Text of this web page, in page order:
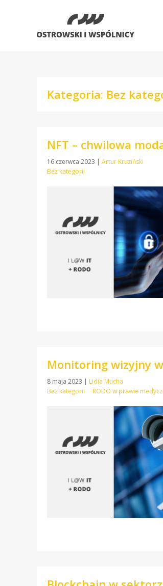
Kategoria: Bez
NFT – chwilowa
16 czerwca 2023 | Artur Kruziński
Bez kategorii
Monitoring wizyjny
8 maja 2023 | Lidia Mucha
Bez kategorii
RODO w prawie